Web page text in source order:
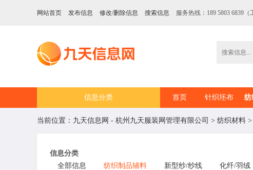
网站首页 发布信息 修改/删除信息 搜索信息 服务热线：189 5803 6839（
信息分类 首页 针织坯布 纺
当前位置： 九天信息网 - 杭州九天服装网管理有限公司 > 纺织材料 >
信息分类
全部信息
纺织制品辅料 新型纱/纱线 化纤/羽绒